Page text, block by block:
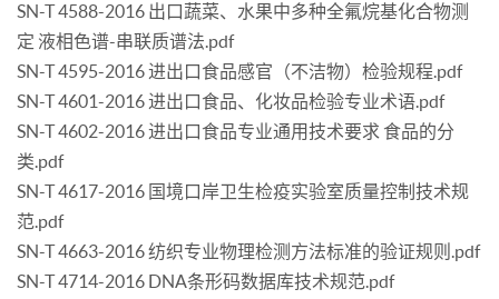
SN-T 4588-2016 出口蔬菜、水果中多种全氟烷基化合物测
定 液相色谱-串联质谱法.pdf
SN-T 4595-2016 进出口食品感官（不洁物）检验规程.pdf
SN-T 4601-2016 进出口食品、化妆品检验专业术语.pdf
SN-T 4602-2016 进出口食品专业通用技术要求 食品的分
类.pdf
SN-T 4617-2016 国境口岸卫生检疫实验室质量控制技术规
范.pdf
SN-T 4663-2016 纺织专业物理检测方法标准的验证规则.pdf
SN-T 4714-2016 DNA条形码数据库技术规范.pdf